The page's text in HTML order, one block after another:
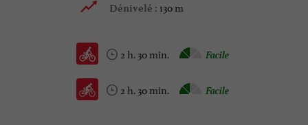
Dénivelé : 130 m
2 h. 30 min. Facile
2 h. 30 min. Facile